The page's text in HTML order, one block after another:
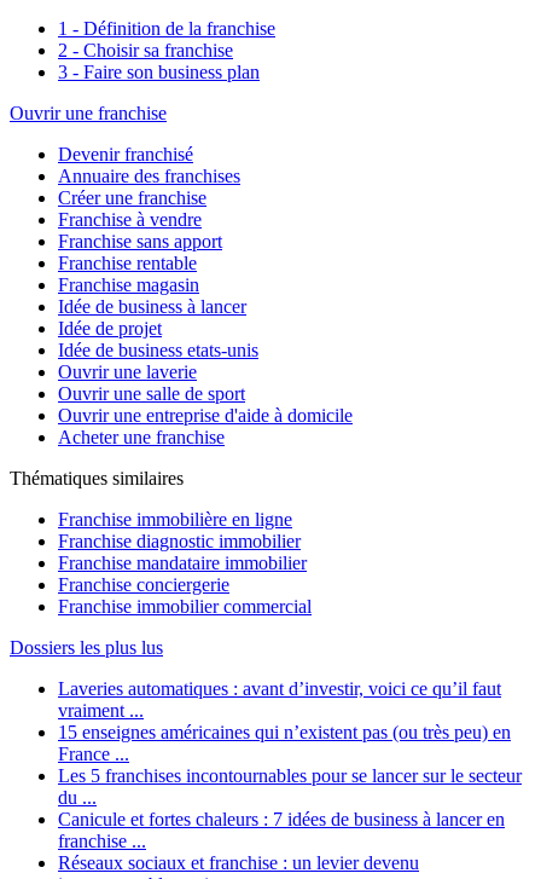
1 - Définition de la franchise
2 - Choisir sa franchise
3 - Faire son business plan
Ouvrir une franchise
Devenir franchisé
Annuaire des franchises
Créer une franchise
Franchise à vendre
Franchise sans apport
Franchise rentable
Franchise magasin
Idée de business à lancer
Idée de projet
Idée de business etats-unis
Ouvrir une laverie
Ouvrir une salle de sport
Ouvrir une entreprise d'aide à domicile
Acheter une franchise
Thématiques similaires
Franchise immobilière en ligne
Franchise diagnostic immobilier
Franchise mandataire immobilier
Franchise conciergerie
Franchise immobilier commercial
Dossiers les plus lus
Laveries automatiques : avant d’investir, voici ce qu’il faut
vraiment ...
15 enseignes américaines qui n’existent pas (ou très peu) en
France ...
Les 5 franchises incontournables pour se lancer sur le secteur
du ...
Canicule et fortes chaleurs : 7 idées de business à lancer en
franchise ...
Réseaux sociaux et franchise : un levier devenu